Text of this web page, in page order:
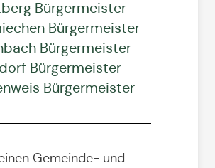
Bürgermeister
Bürgermeister
Bürgermeister
Bürgermeister
Bürgermeister
Gemeinde- und